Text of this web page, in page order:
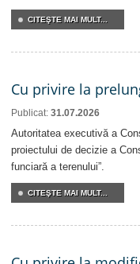
CITEŞTE MAI MULT...
Cu privire la
Publicat: 31.07.2026
Autoritatea executivă a
proiectului de decizie a
funciară a terenului”.
CITEŞTE MAI MULT...